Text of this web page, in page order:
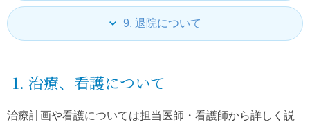
9. 退院について
1. 治療、看護について
治療計画や看護については担当医師・看護師から詳しく説